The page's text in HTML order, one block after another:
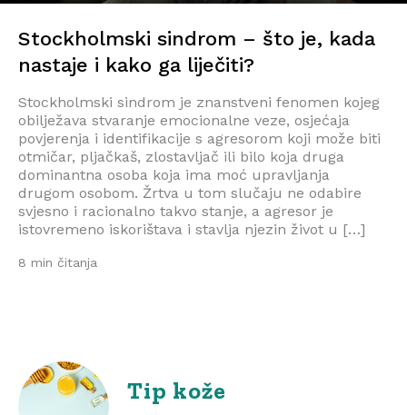
Stockholmski sindrom – što je, kada
nastaje i kako ga liječiti?
Stockholmski sindrom je znanstveni fenomen kojeg
obilježava stvaranje emocionalne veze, osjećaja
povjerenja i identifikacije s agresorom koji može biti
otmičar, pljačkaš, zlostavljač ili bilo koja druga
dominantna osoba koja ima moć upravljanja
drugom osobom. Žrtva u tom slučaju ne odabire
svjesno i racionalno takvo stanje, a agresor je
istovremeno iskorištava i stavlja njezin život u […]
8 min čitanja
Tip kože